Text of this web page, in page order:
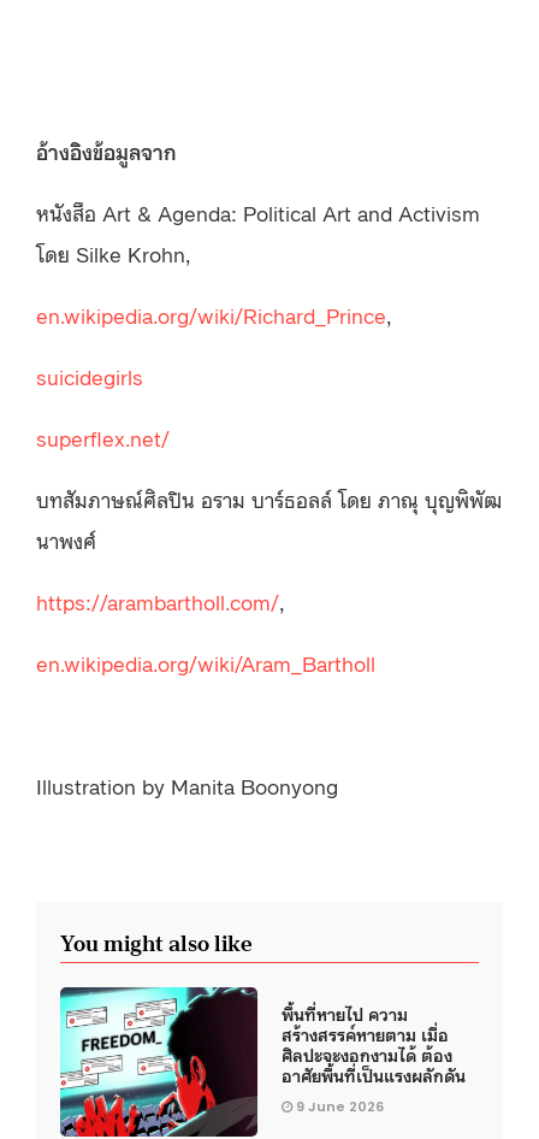
อ้างอิงข้อมูลจาก
หนังสือ Art & Agenda: Political Art and Activism
โดย Silke Krohn,
en.wikipedia.org/wiki/Richard_Prince,
suicidegirls
superflex.net/
บทสัมภาษณ์ศิลปิน อราม บาร์ธอลล์ โดย ภาณุ บุญพิพัฒ
นาพงศ์
https://arambartholl.com/,
en.wikipedia.org/wiki/Aram_Bartholl
Illustration by Manita Boonyong
You might also like
พื้นที่หายไป ความ
สร้างสรรค์หายตาม เมื่อ
ศิลปะจะงอกงามได้ ต้อง
อาศัยพื้นที่เป็นแรงผลักดัน
9 June 2026